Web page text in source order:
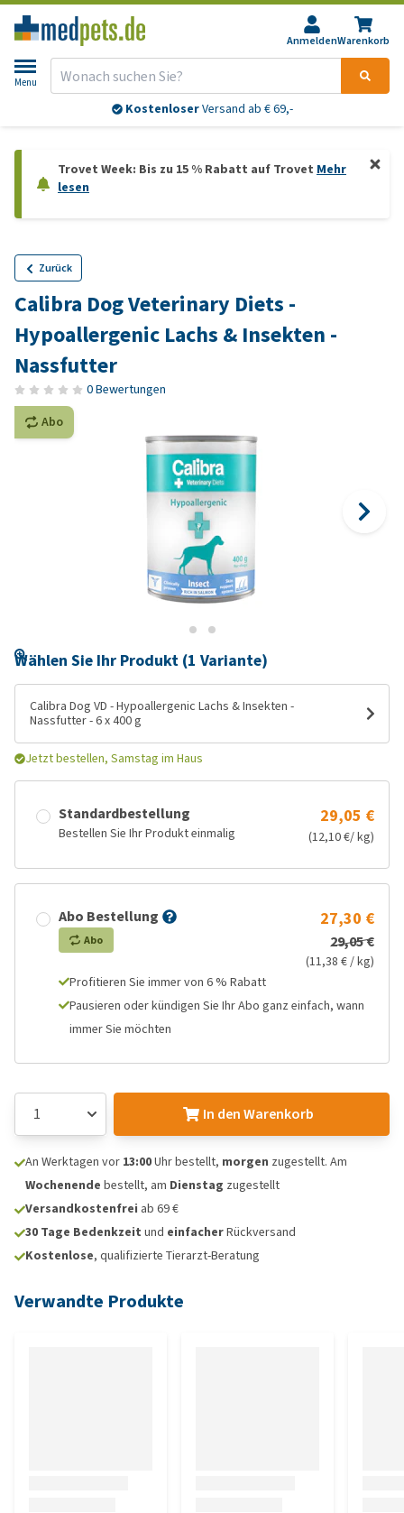
AnmeldenWarenkorb
Menu
KostenloserVersand ab € 69,-
Trovet Week: Bis zu 15 % Rabatt auf Trovet Mehr
lesen
Zurück
Calibra Dog Veterinary Diets -
Hypoallergenic Lachs & Insekten -
Nassfutter
0 Bewertungen
Abo
Wählen Sie Ihr Produkt (1 Variante)
Calibra Dog VD - Hypoallergenic Lachs & Insekten -
Nassfutter - 6 x 400 g
Jetzt bestellen, Samstag im Haus
Standardbestellung
Bestellen Sie Ihr Produkt einmalig
29,05 €
(12,10 €/ kg)
Abo Bestellung
Abo
27,30 €
29,05 €
(11,38 € / kg)
Profitieren Sie immer von 6 % Rabatt
Pausieren oder kündigen Sie Ihr Abo ganz einfach, wann
immer Sie möchten
In den Warenkorb
An Werktagen vor 13:00Uhr bestellt, morgen zugestellt. Am
Wochenende bestellt, am Dienstag zugestellt
Versandkostenfrei ab 69 €
30 Tage Bedenkzeit und einfacherRückversand
Kostenlose, qualifizierte Tierarzt-Beratung
Verwandte Produkte